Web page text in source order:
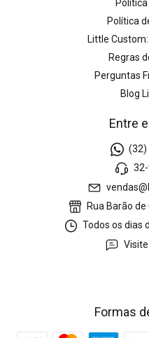
Política
Little
Regras
Perguntas
Blog
Entre
(32)
Rua Barão
Todos os dias
Formas